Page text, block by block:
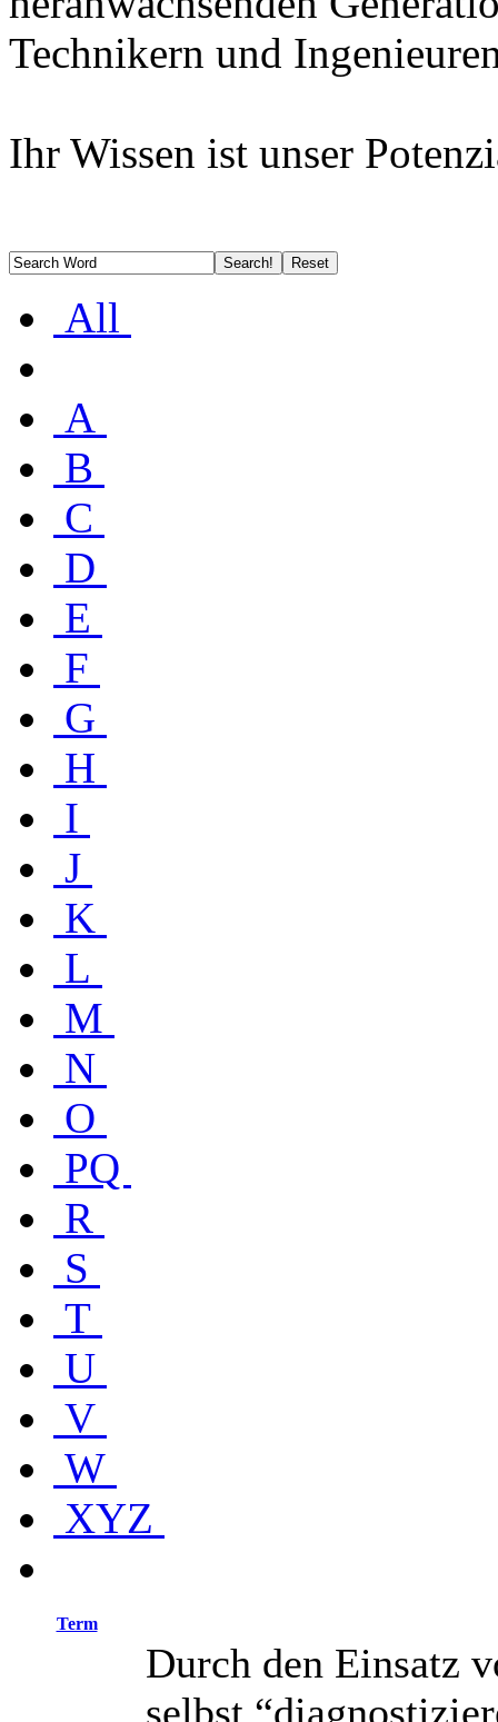
Technikern und
Ihr Wissen ist unser
All
A
B
C
D
E
F
G
H
I
J
K
L
M
N
O
PQ
R
S
T
U
V
W
XYZ
Term
Durch den Einsatz
selbst